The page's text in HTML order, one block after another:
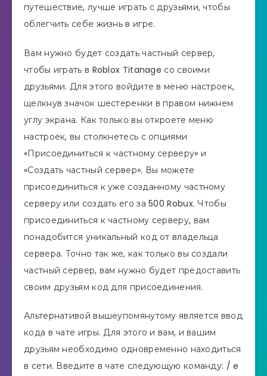
путешествие, лучше играть с друзьями, чтобы
облегчить себе жизнь в игре.
Вам нужно будет создать частный сервер,
чтобы играть в Roblox Titanage со своими
друзьями. Для этого войдите в меню настроек,
щелкнув значок шестеренки в правом нижнем
углу экрана. Как только вы откроете меню
настроек, вы столкнетесь с опциями
«Присоединиться к частному серверу» и
«Создать частный сервер». Вы можете
присоединиться к уже созданному частному
серверу или создать его за 500 Robux. Чтобы
присоединиться к частному серверу, вам
понадобится уникальный код от владельца
сервера. Точно так же, как только вы создали
частный сервер, вам нужно будет предоставить
своим друзьям код для присоединения.
Альтернативой вышеупомянутому является ввод
кода в чате игры. Для этого и вам, и вашим
друзьям необходимо одновременно находиться
в сети. Введите в чате следующую команду: / e